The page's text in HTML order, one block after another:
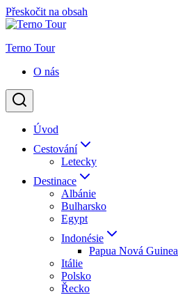
Přeskočit na obsah
Terno Tour
O nás
Úvod
Cestování
Letecky
Destinace
Albánie
Bulharsko
Egypt
Indonésie
Papua Nová Guinea
Itálie
Polsko
Řecko